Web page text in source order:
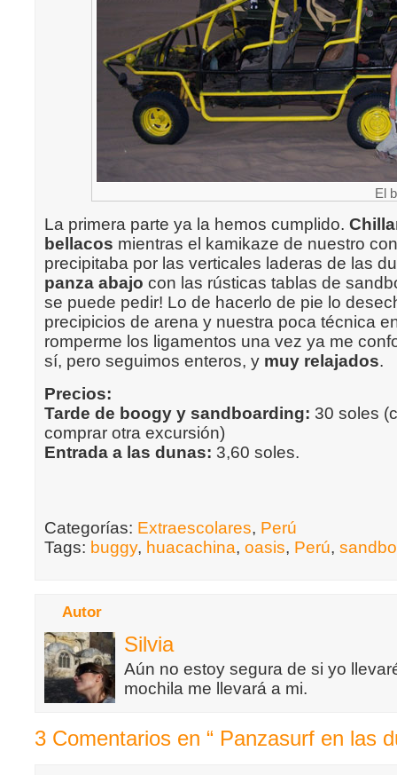
El
La primera parte ya la hemos cumplido.
bellacos mientras el kamikaze de nuestro
precipitaba por las verticales laderas de las
panza abajo con las rústicas tablas de
se puede pedir! Lo de hacerlo de pie lo
precipicios de arena y nuestra poca técnica
romperme los ligamentos una vez ya me
sí, pero seguimos enteros, y muy relajados.
Precios:
Tarde de boogy y sandboarding: 30 soles
comprar otra excursión)
Entrada a las dunas: 3,60 soles.
Categorías: Extraescolares, Perú
Tags: buggy, huacachina, oasis, Perú,
Autor
Silvia
Aún no estoy segura de si yo
mochila me llevará a mi.
3 Comentarios en “ Panzasurf en las